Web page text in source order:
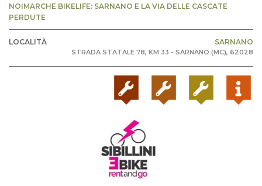
NOIMARCHE BIKELIFE: SARNANO E LA VIA DELLE CASCATE
PERDUTE
LOCALITÀ SARNANO
STRADA STATALE 78, KM 33 - SARNANO (MC), 62028